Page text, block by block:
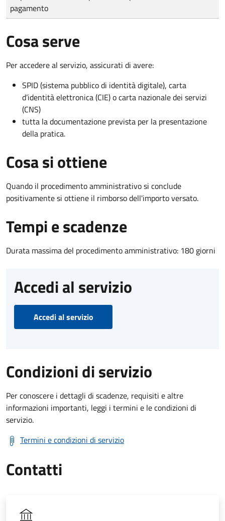
pagamento
Cosa serve
Per accedere al servizio, assicurati di avere:
SPID (sistema pubblico di identità digitale), carta
d’identità elettronica (CIE) o carta nazionale dei servizi
(CNS)
tutta la documentazione prevista per la presentazione
della pratica.
Cosa si ottiene
Quando il procedimento amministrativo si conclude
positivamente si ottiene il rimborso dell'importo versato.
Tempi e scadenze
Durata massima del procedimento amministrativo: 180 giorni
Accedi al servizio
Accedi al servizio
Condizioni di servizio
Per conoscere i dettagli di scadenze, requisiti e altre
informazioni importanti, leggi i termini e le condizioni di
servizio.
Termini e condizioni di servizio
Contatti